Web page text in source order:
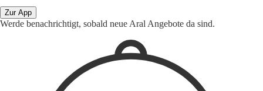
Zur App
Werde benachrichtigt, sobald neue Aral Angebote da sind.